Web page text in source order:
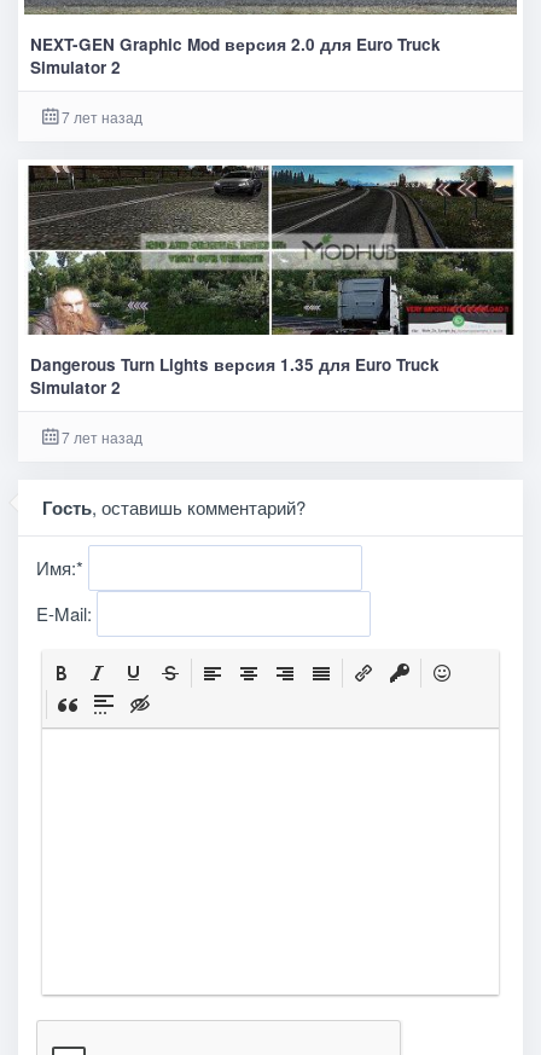
NEXT-GEN Graphic Mod версия 2.0 для Euro Truck
Simulator 2
7 лет назад
Dangerous Turn Lights версия 1.35 для Euro Truck
Simulator 2
7 лет назад
Гость, оставишь комментарий?
Имя:*
E-Mail: